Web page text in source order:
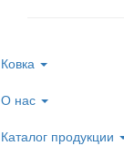
Ковка
О нас
Каталог продукции